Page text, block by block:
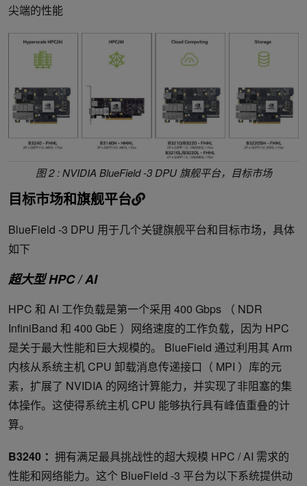
尖端的性能
图 2 : NVIDIA BlueField -3 DPU 旗舰平台，目标市场
目标市场和旗舰平台
BlueField -3 DPU 用于几个关键旗舰平台和目标市场，具体
如下
超大型 HPC / AI
HPC 和 AI 工作负载是第一个采用 400 Gbps （ NDR
InfiniBand 和 400 GbE ）网络速度的工作负载，因为 HPC
是关于最大性能和巨大规模的。 BlueField 通过利用其 Arm
内核从系统主机 CPU 卸载消息传递接口（ MPI ）库的元
素，扩展了 NVIDIA 的网络计算能力，并实现了非阻塞的集
体操作。这使得系统主机 CPU 能够执行具有峰值重叠的计
算。
B3240 ： 拥有满足最具挑战性的超大规模 HPC / AI 需求的
性能和网络能力。这个 BlueField -3 平台为以下系统提供动